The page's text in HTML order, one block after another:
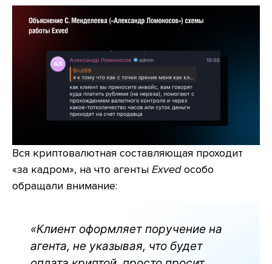
Вся криптовалютная составляющая проходит
«за кадром», на что агенты Exvedособо
обращали внимание:
«Клиент оформляет поручение на
агента, не указывая, что будет